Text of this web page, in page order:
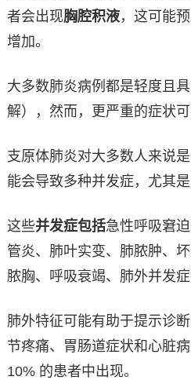
者会出现胸腔积液，这可能
增加。
大多数肺炎病例都是轻度且
解），然而，更严重的症状可
支原体肺炎对大多数人来说
能会导致多种并发症，尤其是
这些并发症包括急性呼吸窘
管炎、肺叶实变、肺脓肿、
脓胸、呼吸衰竭、肺外并发症
肺外特征可能有助于提示诊
节疼痛、胃肠道症状和心脏
10% 的患者中出现。